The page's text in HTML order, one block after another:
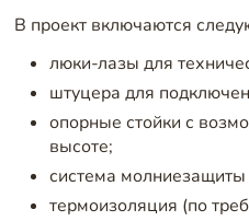
В проект включаются
люки-лазы для
штуцера для
опорные стойки с
высоте;
система
термоизоляция (по